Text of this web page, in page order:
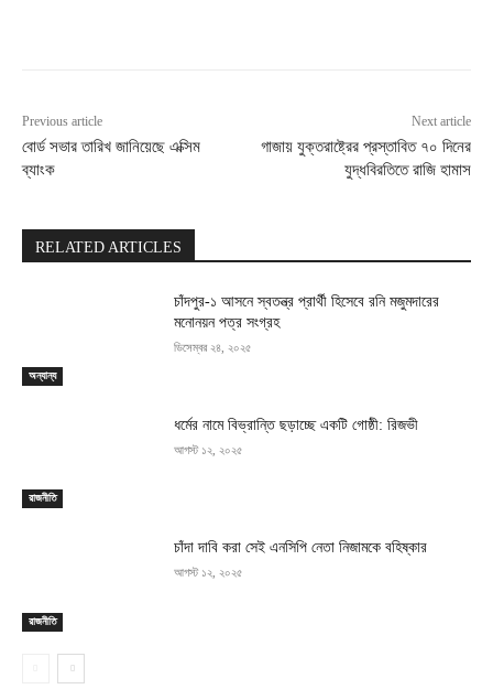
Previous article
বোর্ড সভার তারিখ জানিয়েছে এক্সিম
ব্যাংক
Next article
গাজায় যুক্তরাষ্ট্রের প্রস্তাবিত ৭০ দিনের
যুদ্ধবিরতিতে রাজি হামাস
RELATED ARTICLES
অন্যান্য
চাঁদপুর-১ আসনে স্বতন্ত্র প্রার্থী হিসেবে রনি মজুমদারের
মনোনয়ন পত্র সংগ্রহ
ডিসেম্বর ২৪, ২০২৫
রাজনীতি
ধর্মের নামে বিভ্রান্তি ছড়াচ্ছে একটি গোষ্ঠী: রিজভী
আগস্ট ১২, ২০২৫
রাজনীতি
চাঁদা দাবি করা সেই এনসিপি নেতা নিজামকে বহিষ্কার
আগস্ট ১২, ২০২৫